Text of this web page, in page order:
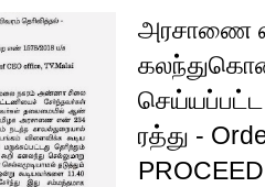
அரசாணை
ரத்து -